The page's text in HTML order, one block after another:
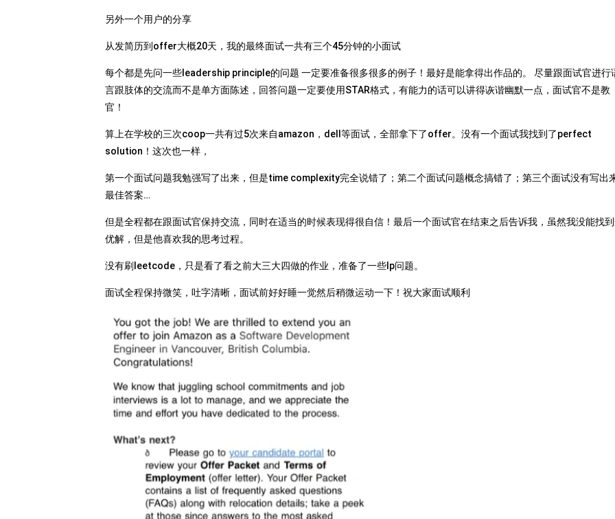
另外一个用户的分享
从发简历到offer大概20天，我的最终面试一共有三个45分钟的小面试
每个都是先问一些leadership principle的问题 一定要准备很多很多的例子！最好是能拿得出作品的。 尽量跟面试官进行
言跟肢体的交流而不是单方面陈述，回答问题一定要使用STAR格式，有能力的话可以讲得诙谐幽默一点，面试官不是教
官！
算上在学校的三次coop一共有过5次来自amazon，dell等面试，全部拿下了offer。没有一个面试我找到了perfect
solution！这次也一样，
第一个面试问题我勉强写了出来，但是time complexity完全说错了；第二个面试问题概念搞错了；第三个面试没有写出
最佳答案…
但是全程都在跟面试官保持交流，同时在适当的时候表现得很自信！最后一个面试官在结束之后告诉我，虽然我没能找
优解，但是他喜欢我的思考过程。
没有刷leetcode，只是看了看之前大三大四做的作业，准备了一些lp问题。
面试全程保持微笑，吐字清晰，面试前好好睡一觉然后稍微运动一下！祝大家面试顺利